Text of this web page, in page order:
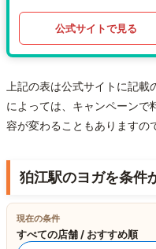
公式サイトで見る
上記の表は公式サイトに記載
によっては、キャンペーンで
容が変わることもありますの
狛江駅のヨガを条件
現在の条件
すべての店舗 / おすすめ順